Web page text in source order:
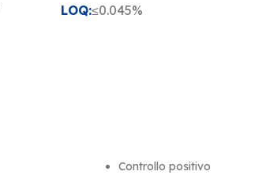
LOQ:≤0.045%
Controllo positivo